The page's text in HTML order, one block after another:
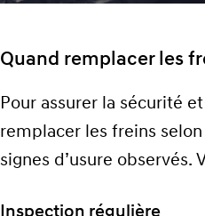
Quand remplacer les
Pour assurer la sécurité
remplacer les freins
signes d’usure
Inspection régulière